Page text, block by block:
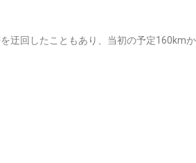
迂回したこともあり、当初の予定160km